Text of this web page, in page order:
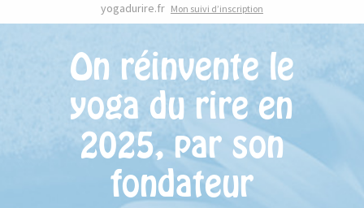
yogadurire.fr Mon suivi d’inscription
On réinvente le
yoga du rire en
2025, par son
fondateur